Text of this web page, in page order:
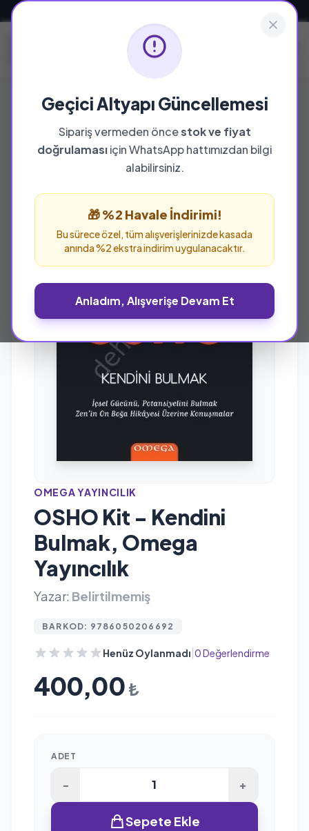
Geçici Altyapı Güncellemesi
Sipariş vermeden öncestok ve fiyat
doğrulamasıiçin WhatsApp hattımızdan bilgi
alabilirsiniz.
🎁 %2 Havale İndirimi!
Bu sürece özel, tüm alışverişlerinizde kasada
anında %2 ekstra indirim uygulanacaktır.
Anladım, Alışverişe Devam Et
OMEGA YAYINCILIK
OSHO Kit - Kendini
Bulmak, Omega
Yayıncılık
Yazar: Belirtilmemiş
BARKOD: 9786050206692
Henüz Oylanmadı 0 Değerlendirme
400,00 ₺
ADET
- +
Sepete Ekle